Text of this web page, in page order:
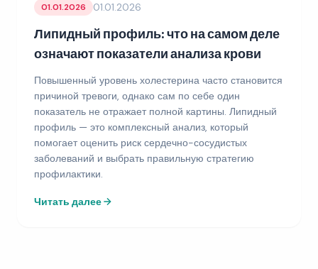
01.01.2026 01.01.2026
Липидный профиль: что на самом деле
означают показатели анализа крови
Повышенный уровень холестерина часто становится
причиной тревоги, однако сам по себе один
показатель не отражает полной картины. Липидный
профиль — это комплексный анализ, который
помогает оценить риск сердечно-сосудистых
заболеваний и выбрать правильную стратегию
профилактики.
Читать далее